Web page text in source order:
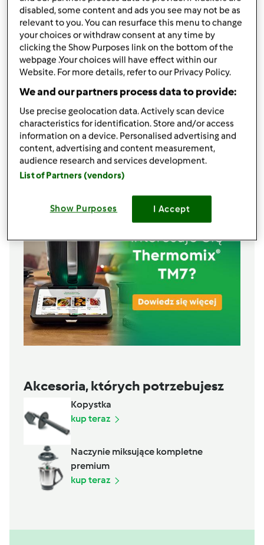
Składniki
MAKARON
330gramówmąki z pszenicy durum,mąki
pszennej semolina lub „00” + ok. 50 g mąki do
podsypywania (może też być mąka 450-550)
0,5łyżeczkisoli
20gramów masła,w temperaturze pokojowej
3jajka,w temperaturze pokojowej
2żółtka,w temperaturze pokojowej
Lista zakupów
Akcesoria, których potrzebujesz
Kopystka
kup teraz
Naczynie miksujące kompletne
premium
kup teraz
disabled, some content and ads you see may not be as
relevant to you. You can resurface this menu to change
your choices or withdraw consent at any time by
clicking the Show Purposes link on the bottom of the
webpage .Your choices will have effect within our
Website. For more details, refer to our Privacy Policy.
We and our partners process data to provide:
Use precise geolocation data. Actively scan device
characteristics for identification. Store and/or access
information on a device. Personalised advertising and
content, advertising and content measurement,
audience research and services development.
List of Partners (vendors)
Show Purposes I Accept